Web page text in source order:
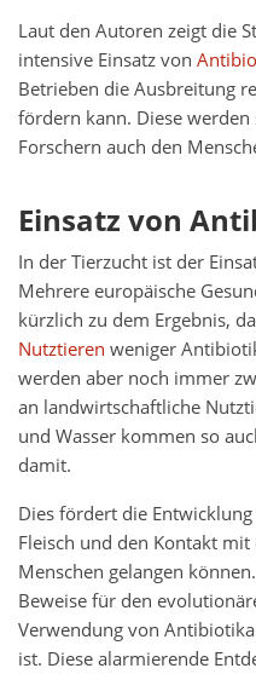
Laut den Autoren zeigt die
intensive Einsatz von
Betrieben die Ausbreitung
fördern kann. Diese
Forschern auch den
Einsatz von
In der Tierzucht ist der
Mehrere europäische
kürzlich zu dem Ergebnis,
Nutztieren weniger
werden aber noch immer
an landwirtschaftliche
und Wasser kommen so
damit.
Dies fördert die
Fleisch und den Kontakt
Menschen gelangen
Beweise für den
Verwendung von
ist. Diese alarmierende